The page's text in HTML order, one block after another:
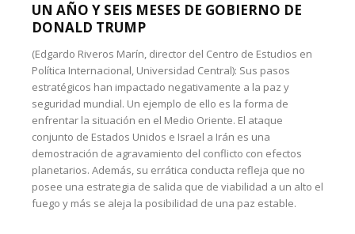
UN AÑO Y SEIS MESES DE GOBIERNO DE
DONALD TRUMP
(Edgardo Riveros Marín, director del Centro de Estudios en
Política Internacional, Universidad Central): Sus pasos
estratégicos han impactado negativamente a la paz y
seguridad mundial. Un ejemplo de ello es la forma de
enfrentar la situación en el Medio Oriente. El ataque
conjunto de Estados Unidos e Israel a Irán es una
demostración de agravamiento del conflicto con efectos
planetarios. Además, su errática conducta refleja que no
posee una estrategia de salida que de viabilidad a un alto el
fuego y más se aleja la posibilidad de una paz estable.